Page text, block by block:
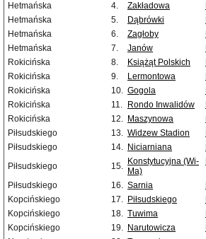
Hetmańska
4. Zakładowa
Hetmańska
5. Dąbrówki
Hetmańska
6. Zagłoby
Hetmańska
7. Janów
Rokicińska
8. Książąt Polskich
Rokicińska
9. Lermontowa
Rokicińska
10. Gogola
Rokicińska
11. Rondo Inwalidów
Rokicińska
12. Maszynowa
Piłsudskiego
13. Widzew Stadion
Piłsudskiego
14. Niciarniana
Piłsudskiego
15. Konstytucyjna (Wi-
Ma)
Piłsudskiego 16. Sarnia
Kopcińskiego
17. Piłsudskiego
Kopcińskiego
18. Tuwima
Kopcińskiego
19. Narutowicza